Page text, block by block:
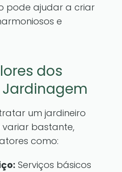
pode ajudar a criar
e
dos
Jardinagem
um jardineiro
bastante,
como:
Serviços básicos